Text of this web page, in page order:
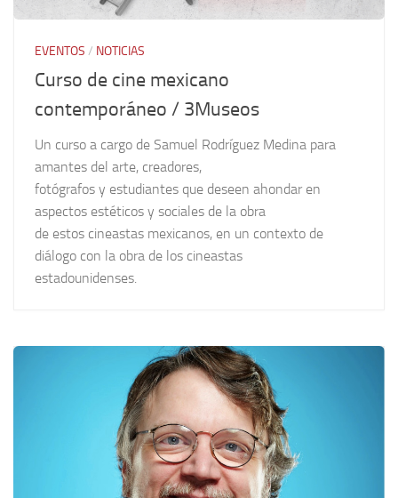
EVENTOS / NOTICIAS
Curso de cine mexicano
contemporáneo / 3Museos
Un curso a cargo de Samuel Rodríguez Medina para
amantes del arte, creadores,
fotógrafos y estudiantes que deseen ahondar en
aspectos estéticos y sociales de la obra
de estos cineastas mexicanos, en un contexto de
diálogo con la obra de los cineastas
estadounidenses.